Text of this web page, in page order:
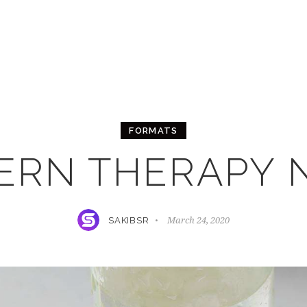
FORMATS
THERAPY
SAKIBSR March 24, 2020